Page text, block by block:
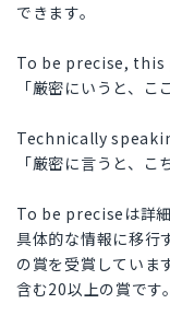
できます。
To be precise,
「厳密にいうと、こ
Technically
「厳密に言うと、こ
To be preciseは詳
具体的な情報に移行
の賞を受賞していま
含む20以上の賞です